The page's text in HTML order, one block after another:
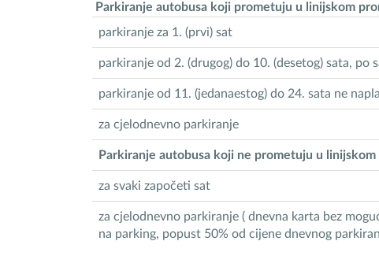
Parkiranje autobusa koji prometuju u linijskom
parkiranje za 1. (prvi) sat
parkiranje od 2. (drugog) do 10. (desetog) sata, po
parkiranje od 11. (jedanaestog) do 24. sata ne
za cjelodnevno parkiranje
Parkiranje autobusa koji ne prometuju u
za svaki započeti sat
za cjelodnevno parkiranje ( dnevna karta bez
na parking, popust 50% od cijene dnevnog